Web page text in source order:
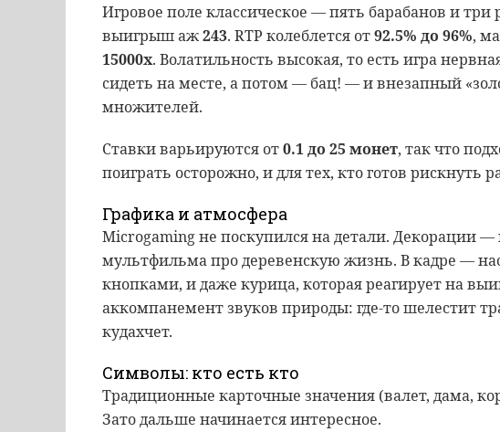
Игровое поле классическое — пять барабанов и три
выигрыш аж243. RTP колеблется от92.5% до 96%,
15000x. Волатильность высокая, то есть игра
сидеть на месте, а потом — бац! — и внезапный
множителей.
Ставки варьируются от0.1 до 25 монет, так что
поиграть осторожно, и для тех, кто готов рискнуть
Графика и атмосфера
Microgaming не поскупился на детали. Декорации —
мультфильма про деревенскую жизнь. В кадре —
кнопками, и даже курица, которая реагирует на
аккомпанемент звуков природы: где-то шелестит
кудахчет.
Символы: кто есть кто
Традиционные карточные значения (валет, дама,
Зато дальше начинается интересное.